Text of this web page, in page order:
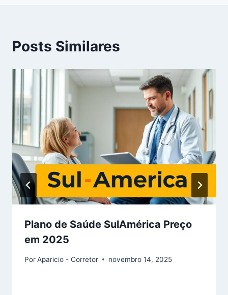
Posts Similares
Plano de Saúde SulAmérica Preço
em 2025
PorAparicio - Corretor novembro 14, 2025